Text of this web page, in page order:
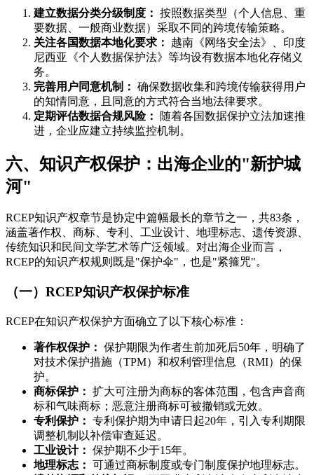
建立数据分类分级制度： 按照数据类型（个人信息、重
要数据、一般商业数据）采取不同的跨境传输策略。
关注各国数据本地化要求：
越南《网络安全法》、印度
尼西亚《个人数据保护法》等均设有数据本地化存储义
务。
完善用户同意机制： 确保数据收集和跨境传输获得用户
的知情同意，且同意的方式符合当地法律要求。
定期评估数据合规风险：
随着各国数据保护立法加速推
进，企业应建立持续监控机制。
六、知识产权保护：出海企业的"新护城
河"
RCEP知识产权章节是协定中篇幅最长的章节之一，共83条，
涵盖著作权、商标、专利、工业设计、地理标志、遗传资源、
传统知识和民间文学艺术等广泛领域。对出海企业而言，
RCEP的知识产权规则既是"保护伞"，也是"紧箍咒"。
（一）RCEP知识产权保护标准
RCEP在知识产权保护方面确立了以下核心标准：
著作权保护： 保护期限为作者生前加死后50年，明确了
对技术保护措施（TPM）和权利管理信息（RMI）的保
护。
商标保护： 扩大可注册为商标的客体范围，包含声音商
标和气味商标；恶意注册商标可被撤销或无效。
专利保护： 专利保护期为申请日起20年，引入专利期限
调整机制以补偿审查延迟。
工业设计： 保护期不少于15年。
地理标志： 可通过商标制度或专门制度保护地理标志。